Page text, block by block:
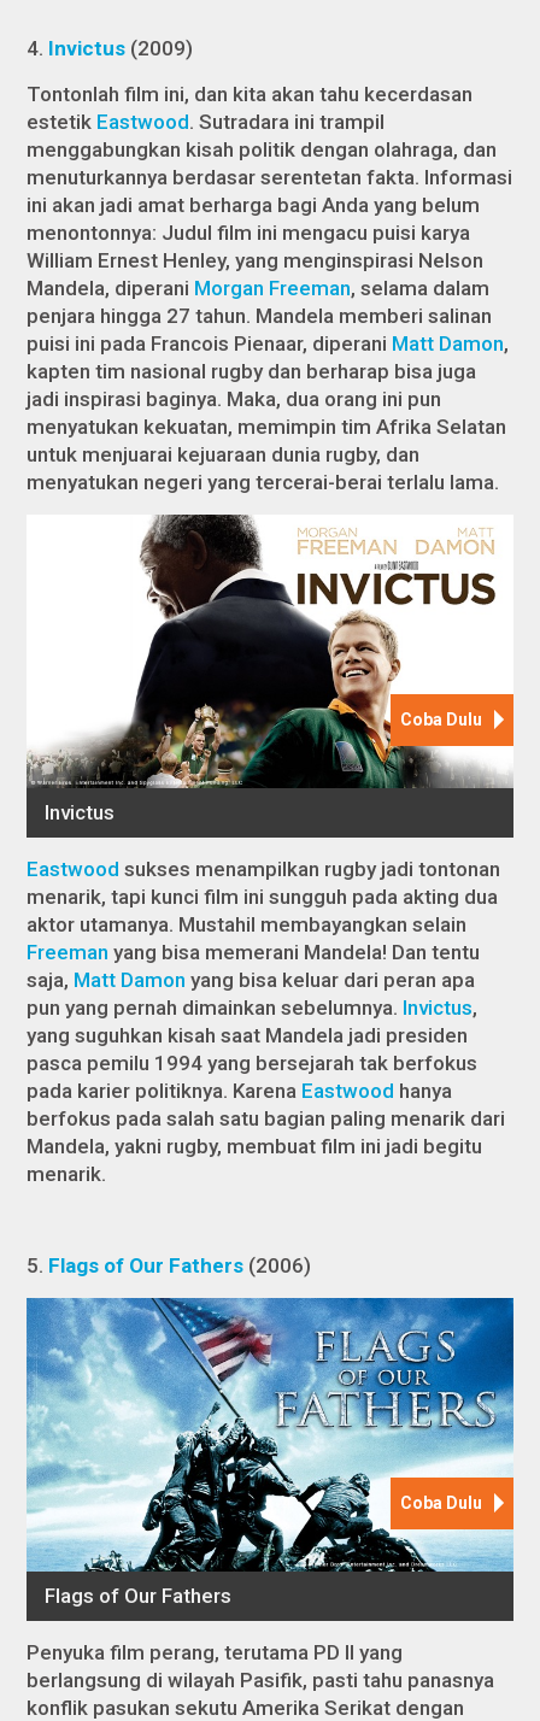
4. Invictus (2009)
Tontonlah film ini, dan kita akan tahu kecerdasan
estetik Eastwood. Sutradara ini trampil
menggabungkan kisah politik dengan olahraga, dan
menuturkannya berdasar serentetan fakta. Informasi
ini akan jadi amat berharga bagi Anda yang belum
menontonnya: Judul film ini mengacu puisi karya
William Ernest Henley, yang menginspirasi Nelson
Mandela, diperani Morgan Freeman, selama dalam
penjara hingga 27 tahun. Mandela memberi salinan
puisi ini pada Francois Pienaar, diperani Matt Damon,
kapten tim nasional rugby dan berharap bisa juga
jadi inspirasi baginya. Maka, dua orang ini pun
menyatukan kekuatan, memimpin tim Afrika Selatan
untuk menjuarai kejuaraan dunia rugby, dan
menyatukan negeri yang tercerai-berai terlalu lama.
Eastwood sukses menampilkan rugby jadi tontonan
menarik, tapi kunci film ini sungguh pada akting dua
aktor utamanya. Mustahil membayangkan selain
Freeman yang bisa memerani Mandela! Dan tentu
saja, Matt Damon yang bisa keluar dari peran apa
pun yang pernah dimainkan sebelumnya. Invictus,
yang suguhkan kisah saat Mandela jadi presiden
pasca pemilu 1994 yang bersejarah tak berfokus
pada karier politiknya. Karena Eastwood hanya
berfokus pada salah satu bagian paling menarik dari
Mandela, yakni rugby, membuat film ini jadi begitu
menarik.
5. Flags of Our Fathers (2006)
Penyuka film perang, terutama PD II yang
berlangsung di wilayah Pasifik, pasti tahu panasnya
konflik pasukan sekutu Amerika Serikat dengan